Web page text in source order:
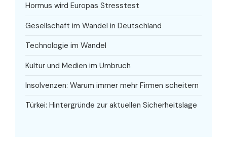
Hormus wird Europas Stresstest
Gesellschaft im Wandel in Deutschland
Technologie im Wandel
Kultur und Medien im Umbruch
Insolvenzen: Warum immer mehr Firmen scheitern
Türkei: Hintergründe zur aktuellen Sicherheitslage